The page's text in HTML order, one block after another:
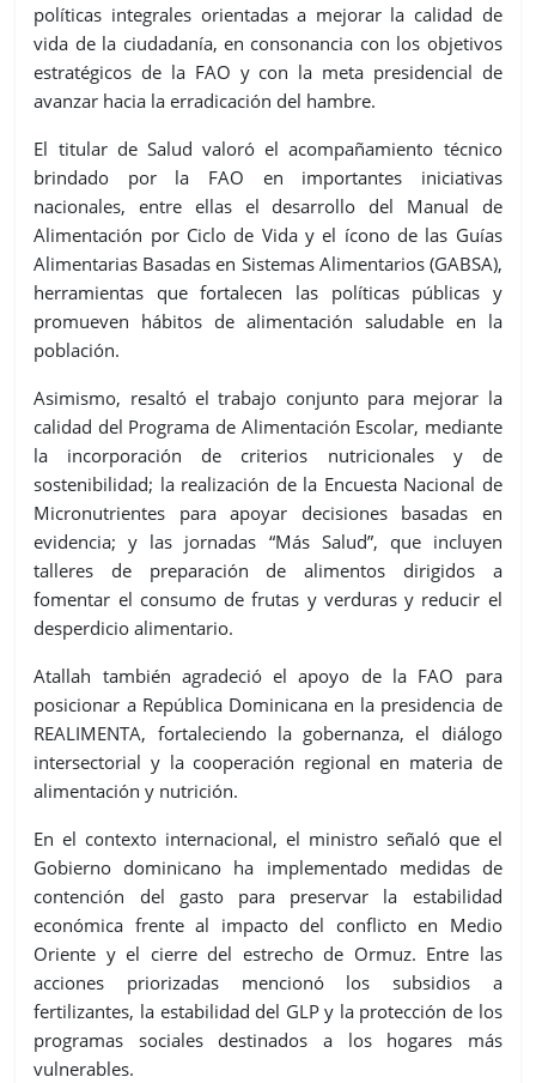
políticas integrales orientadas a mejorar la calidad de
vida de la ciudadanía, en consonancia con los objetivos
estratégicos de la FAO y con la meta presidencial de
avanzar hacia la erradicación del hambre.
El titular de Salud valoró el acompañamiento técnico
brindado por la FAO en importantes iniciativas
nacionales, entre ellas el desarrollo del Manual de
Alimentación por Ciclo de Vida y el ícono de las Guías
Alimentarias Basadas en Sistemas Alimentarios (GABSA),
herramientas que fortalecen las políticas públicas y
promueven hábitos de alimentación saludable en la
población.
Asimismo, resaltó el trabajo conjunto para mejorar la
calidad del Programa de Alimentación Escolar, mediante
la incorporación de criterios nutricionales y de
sostenibilidad; la realización de la Encuesta Nacional de
Micronutrientes para apoyar decisiones basadas en
evidencia; y las jornadas “Más Salud”, que incluyen
talleres de preparación de alimentos dirigidos a
fomentar el consumo de frutas y verduras y reducir el
desperdicio alimentario.
Atallah también agradeció el apoyo de la FAO para
posicionar a República Dominicana en la presidencia de
REALIMENTA, fortaleciendo la gobernanza, el diálogo
intersectorial y la cooperación regional en materia de
alimentación y nutrición.
En el contexto internacional, el ministro señaló que el
Gobierno dominicano ha implementado medidas de
contención del gasto para preservar la estabilidad
económica frente al impacto del conflicto en Medio
Oriente y el cierre del estrecho de Ormuz. Entre las
acciones priorizadas mencionó los subsidios a
fertilizantes, la estabilidad del GLP y la protección de los
programas sociales destinados a los hogares más
vulnerables.